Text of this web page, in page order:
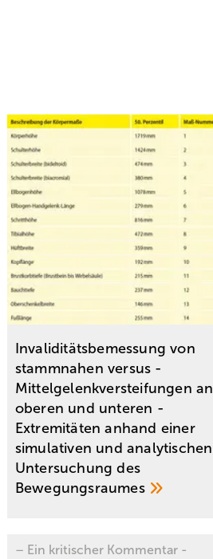
Invaliditätsbemessung von
stammnahen versus ­
Mittelgelenkversteifungen an
oberen und unteren ­
Extremitäten anhand einer
simulativen und analytischen
Untersuchung des
Bewegungsraumes
– Ein kritischer Kommentar -